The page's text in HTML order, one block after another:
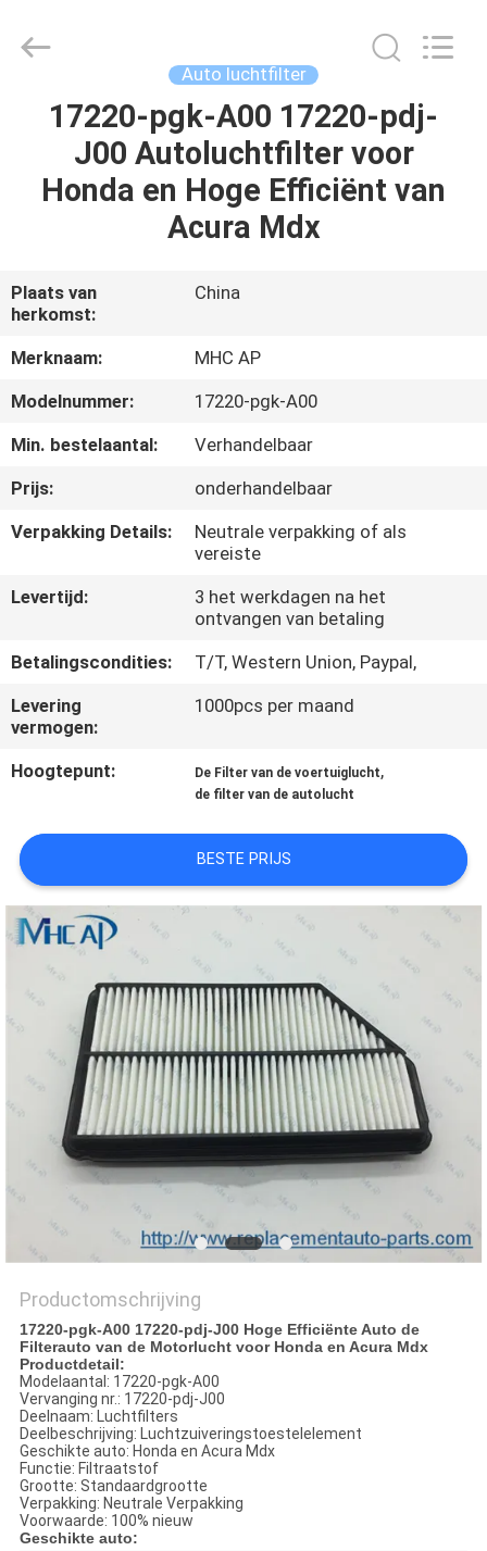
HUIS
PRODUCTEN
ONS
FABRIEKSREIS
KWALITEITSCONTROLE
NEEM
CONTACT
OM
EEN
PRIVACY
POLICY
Limited.
Auto luchtfilter
17220-pgk-A00 17220-pdj-
J00 Autoluchtfilter voor
Honda en Hoge Efficiënt van
Acura Mdx
Plaats van
herkomst:
China
Merknaam:
MHC AP
Modelnummer:
17220-pgk-A00
Min. bestelaantal:
Verhandelbaar
Prijs:
onderhandelbaar
Verpakking Details:
Neutrale verpakking of als
vereiste
Levertijd:
3 het werkdagen na het
ontvangen van betaling
Betalingscondities:
T/T, Western Union, Paypal,
Levering
vermogen:
1000pcs per maand
Hoogtepunt: De Filter van de voertuiglucht,
de filter van de autolucht
BESTE PRIJS
Productomschrijving
17220-pgk-A00 17220-pdj-J00 Hoge Efficiënte Auto de
Filterauto van de Motorlucht voor Honda en Acura Mdx
Productdetail:
Modelaantal: 17220-pgk-A00
Vervanging nr.: 17220-pdj-J00
Deelnaam: Luchtfilters
Deelbeschrijving: Luchtzuiveringstoestelelement
Geschikte auto: Honda en Acura Mdx
Functie: Filtraatstof
Grootte: Standaardgrootte
Verpakking: Neutrale Verpakking
Voorwaarde: 100% nieuw
Geschikte auto: